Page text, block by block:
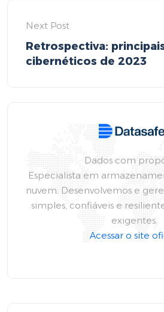
Next Post
Retrospectiva:
cibernéticos de 2023
Dados com
Especialista em
nuvem. Desenvolvemos e
simples, confiáveis e
exigentes.
Acessar o site